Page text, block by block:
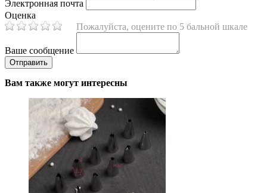
Электронная почта
Оценка
Пожалуйста, оцените по 5 бальной шкале
Ваше сообщение
Вам также могут интересны